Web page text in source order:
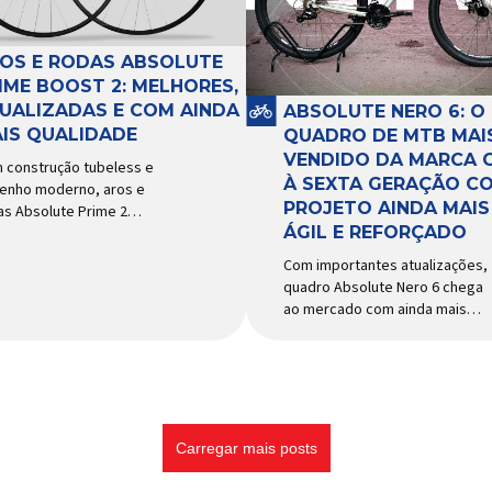
e permitir os
necessários
a condução, o pivô […]
e acessórios para ciclismo
mais reconhecida no Brasil.
Importada e distribuída […]
E RODAS ABSOLUTE
BOOST 2: MELHORES,
E COM AINDA
QUALIDADE
construção tubeless e
moderno, aros e
Absolute Prime 2
ABSOLUTE NERO 6: O
QUADRO DE MTB
VENDIDO DA MARCA
À SEXTA GERAÇÃO
PROJETO AINDA MAIS
ÁGIL E REFORÇADO
Com importantes atualizações,
quadro Absolute Nero 6 chega
ao mercado com ainda mais
bicicletas brasileiro chega em
nova versão: o
Carregar mais posts